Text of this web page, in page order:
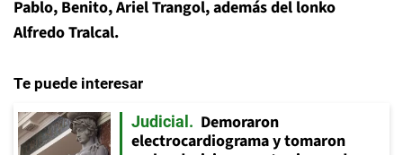
Pablo, Benito, Ariel Trangol, además del lonko
Alfredo Tralcal.
Te puede interesar
Judicial
Demoraron
electrocardiograma y tomaron